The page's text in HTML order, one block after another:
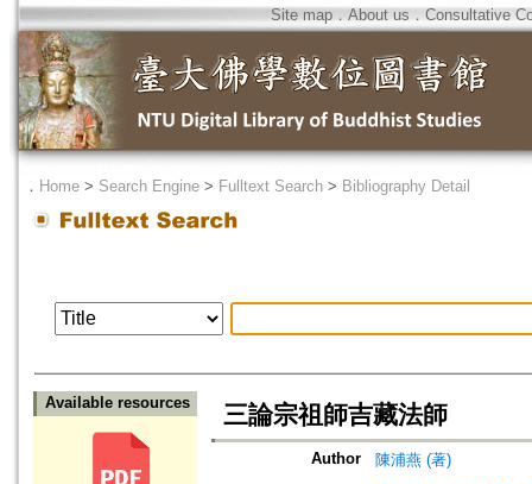
Site map．About us ． Consultative
． Home > Search Engine > Fulltext Search > Bibliography Detail
Available resources 三論宗祖師吉藏法師
Author
陳浦燕 (著)